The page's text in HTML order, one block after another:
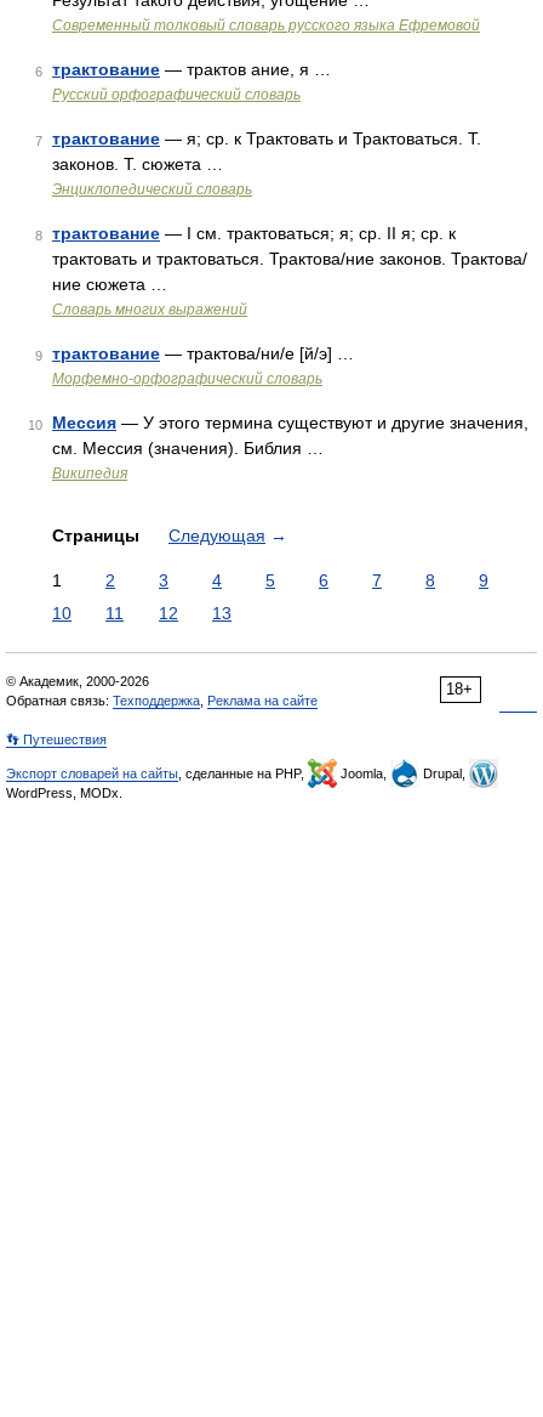
Современный толковый словарь русского языка Ефремовой
6 трактование — трактов ание, я …
Русский орфографический словарь
7 трактование — я; ср. к Трактовать и Трактоваться. Т.
законов. Т. сюжета …
Энциклопедический словарь
8 трактование — I см. трактоваться; я; ср. II я; ср. к
трактовать и трактоваться. Трактова/ние законов. Трактова/
ние сюжета …
Словарь многих выражений
9 трактование — трактова/ни/е [й/э] …
Морфемно-орфографический словарь
10 Мессия — У этого термина существуют и другие значения,
см. Мессия (значения). Библия …
Википедия
Страницы Следующая →
1 2 3 4 5 6 7 8
9
10
11 12 13
18+
© Академик, 2000-2026
Обратная связь: Техподдержка Реклама на сайте
👣 Путешествия
Экспорт словарей на сайты , сделанные на PHP, Joomla,
Drupal,
WordPress, MODx.